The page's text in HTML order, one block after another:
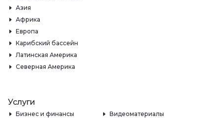
Азия
Африка
Европа
Карибский бассейн
Латинская Америка
Северная Америка
Услуги
Бизнес и финансы
Видеоматериалы